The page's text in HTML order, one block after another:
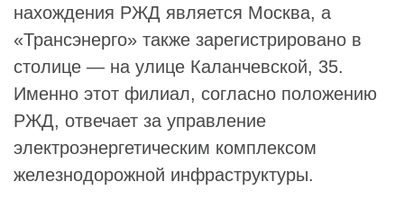
нахождения РЖД является Москва, а
«Трансэнерго» также зарегистрировано в
столице — на улице Каланчевской, 35.
Именно этот филиал, согласно положению
РЖД, отвечает за управление
электроэнергетическим комплексом
железнодорожной инфраструктуры.